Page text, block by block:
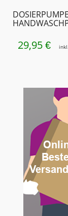
29,95 €